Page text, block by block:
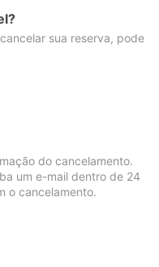
sua reserva, pode
do cancelamento.
um e-mail dentro de 24
o cancelamento.